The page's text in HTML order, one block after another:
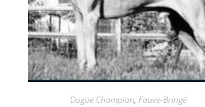
Dogue Champion, Fauve-Bringé